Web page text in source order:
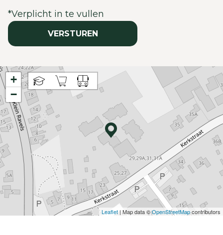
*Verplicht in te vullen
VERSTUREN
+
−
Leaflet | Map data ©OpenStreetMapcontributors